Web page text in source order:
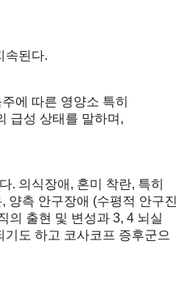
속된다.
에 따른 영양소 특히
급성 상태를 말하며,
. 의식장애, 혼미 착란, 특히
양측 안구장애 (수평적 안구진
의 출현 및 변성과 3, 4 뇌실
도 하고 코사코프 증후군으